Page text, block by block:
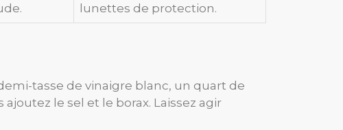
lunettes de protection.
tasse de vinaigre blanc, un quart de
le sel et le borax. Laissez agir